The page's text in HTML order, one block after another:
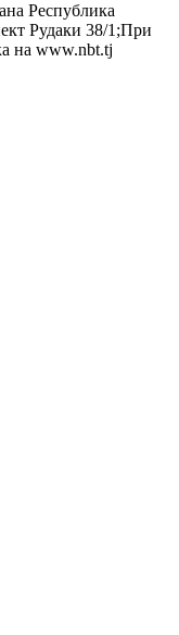
Республика
Рудаки 38/1;При
на www.nbt.tj